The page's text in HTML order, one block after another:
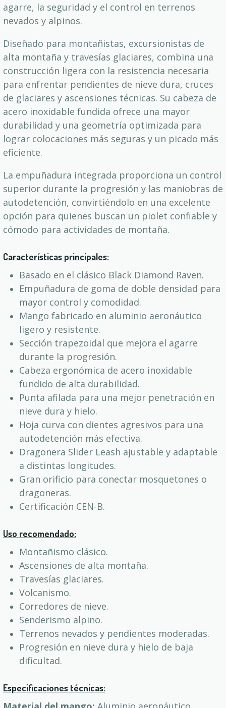
agarre, la seguridad y el control en terrenos
nevados y alpinos.
Diseñado para montañistas, excursionistas de
alta montaña y travesías glaciares, combina una
construcción ligera con la resistencia necesaria
para enfrentar pendientes de nieve dura, cruces
de glaciares y ascensiones técnicas. Su cabeza de
acero inoxidable fundida ofrece una mayor
durabilidad y una geometría optimizada para
lograr colocaciones más seguras y un picado más
eficiente.
La empuñadura integrada proporciona un control
superior durante la progresión y las maniobras de
autodetención, convirtiéndolo en una excelente
opción para quienes buscan un piolet confiable y
cómodo para actividades de montaña.
Características principales:
Basado en el clásico Black Diamond Raven.
Empuñadura de goma de doble densidad para
mayor control y comodidad.
Mango fabricado en aluminio aeronáutico
ligero y resistente.
Sección trapezoidal que mejora el agarre
durante la progresión.
Cabeza ergonómica de acero inoxidable
fundido de alta durabilidad.
Punta afilada para una mejor penetración en
nieve dura y hielo.
Hoja curva con dientes agresivos para una
autodetención más efectiva.
Dragonera Slider Leash ajustable y adaptable
a distintas longitudes.
Gran orificio para conectar mosquetones o
dragoneras.
Certificación CEN-B.
Uso recomendado:
Montañismo clásico.
Ascensiones de alta montaña.
Travesías glaciares.
Volcanismo.
Corredores de nieve.
Senderismo alpino.
Terrenos nevados y pendientes moderadas.
Progresión en nieve dura y hielo de baja
dificultad.
Especificaciones técnicas: